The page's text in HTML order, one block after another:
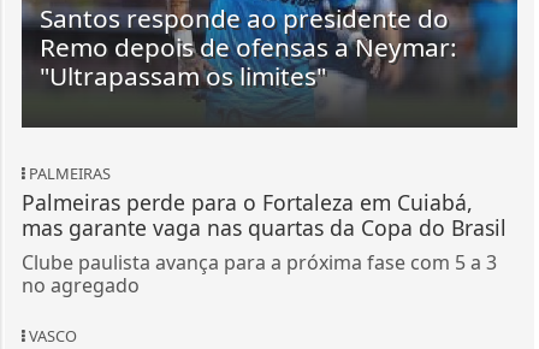
Santos responde ao presidente do
Remo depois de ofensas a Neymar:
"Ultrapassam os limites"
PALMEIRAS
Palmeiras perde para o Fortaleza em Cuiabá,
mas garante vaga nas quartas da Copa do Brasil
Clube paulista avança para a próxima fase com 5 a 3
no agregado
VASCO